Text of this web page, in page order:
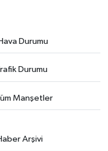
Durumu
Durumu
Manşetler
Arşivi